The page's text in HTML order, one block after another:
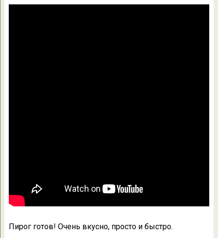
Пирог готов! Очень вкусно, просто и быстро.